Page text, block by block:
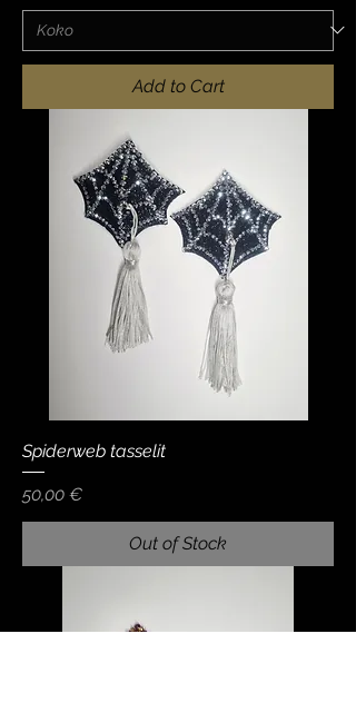
Add to Cart
Spiderweb tasselit
Price
50,00 €
Out of Stock